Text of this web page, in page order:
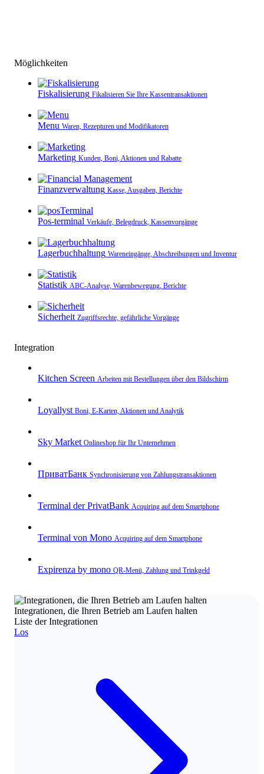
Möglichkeiten
Fiskalisierung Fikalisieren Sie Ihre Kassen­transaktionen
Menu Waren, Rezepturen und Modifikatoren
Marketing Kunden, Boni, Aktionen und Rabatte
Finanzverwaltung Kasse, Ausgaben, Berichte
Pos-terminal Verkäufe, Belegdruck, Kassenvorgänge
Lagerbuchhaltung Wareneingänge, Abschreibungen und Inventur
Statistik ABC-Analyse, Warenbewegung, Berichte
Sicherheit Zugriffsrechte, gefährliche Vorgänge
Integration
Kitchen Screen Arbeiten mit Bestellungen über den Bildschirm
Loyallyst Boni, E‑Karten, Aktionen und Analytik
Sky Market Onlineshop für Ihr Unternehmen
ПриватБанк Synchronisierung von Zahlungstransaktionen
Terminal der PrivatBank Acquiring auf dem Smartphone
Terminal von Mono Acquiring auf dem Smartphone
Expirenza by mono QR‑Menü, Zahlung und Trinkgeld
Integrationen, die Ihren Betrieb am Laufen halten
Liste der Integrationen
Los